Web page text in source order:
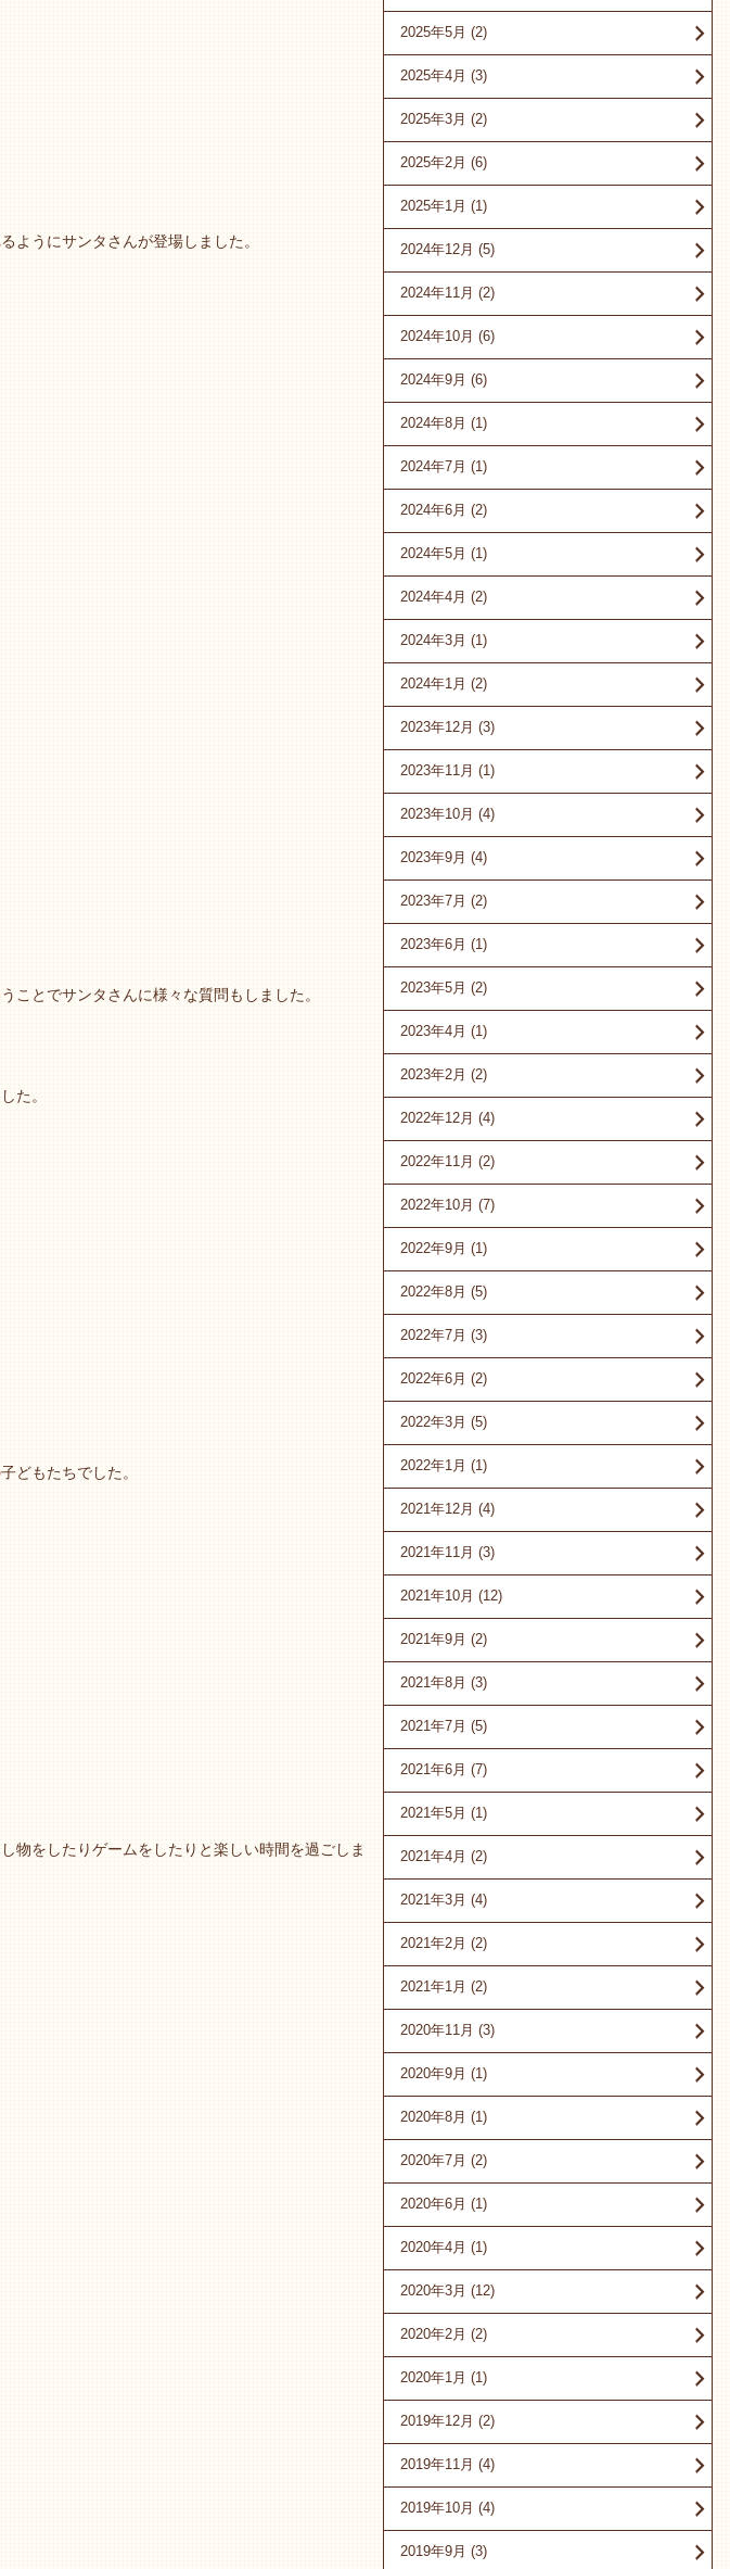
ようにサンタさんが登場しました。
ことでサンタさんに様々な質問もしました。
た。
どもたちでした。
物をしたりゲームをしたりと楽しい時間を過ごしま
2025年5月 (2)
2025年4月 (3)
2025年3月 (2)
2025年2月 (6)
2025年1月 (1)
2024年12月 (5)
2024年11月 (2)
2024年10月 (6)
2024年9月 (6)
2024年8月 (1)
2024年7月 (1)
2024年6月 (2)
2024年5月 (1)
2024年4月 (2)
2024年3月 (1)
2024年1月 (2)
2023年12月 (3)
2023年11月 (1)
2023年10月 (4)
2023年9月 (4)
2023年7月 (2)
2023年6月 (1)
2023年5月 (2)
2023年4月 (1)
2023年2月 (2)
2022年12月 (4)
2022年11月 (2)
2022年10月 (7)
2022年9月 (1)
2022年8月 (5)
2022年7月 (3)
2022年6月 (2)
2022年3月 (5)
2022年1月 (1)
2021年12月 (4)
2021年11月 (3)
2021年10月 (12)
2021年9月 (2)
2021年8月 (3)
2021年7月 (5)
2021年6月 (7)
2021年5月 (1)
2021年4月 (2)
2021年3月 (4)
2021年2月 (2)
2021年1月 (2)
2020年11月 (3)
2020年9月 (1)
2020年8月 (1)
2020年7月 (2)
2020年6月 (1)
2020年4月 (1)
2020年3月 (12)
2020年2月 (2)
2020年1月 (1)
2019年12月 (2)
2019年11月 (4)
2019年10月 (4)
2019年9月 (3)